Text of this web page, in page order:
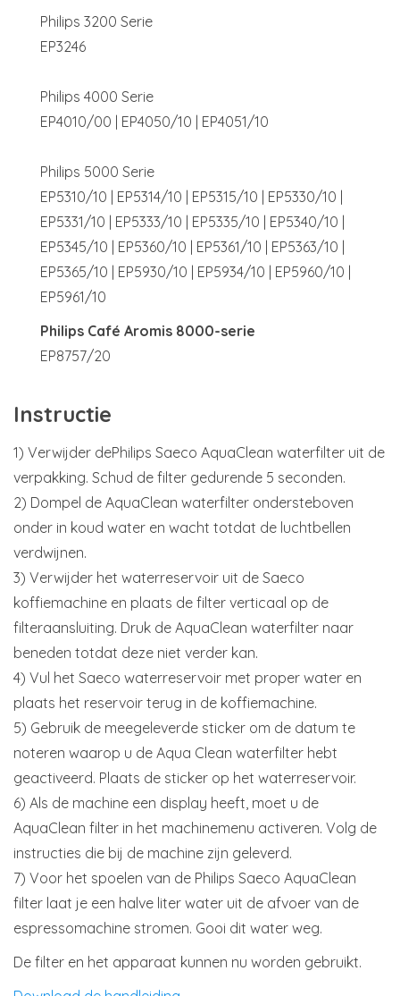
Philips 3200 Serie
EP3246
Philips 4000 Serie
EP4010/00 | EP4050/10 | EP4051/10
Philips 5000 Serie
EP5310/10 | EP5314/10 | EP5315/10 | EP5330/10 |
EP5331/10 | EP5333/10 | EP5335/10 | EP5340/10 |
EP5345/10 | EP5360/10 | EP5361/10 | EP5363/10 |
EP5365/10 | EP5930/10 | EP5934/10 | EP5960/10 |
EP5961/10
Philips Café Aromis 8000-serie
EP8757/20
Instructie
1) Verwijder dePhilips Saeco AquaClean waterfilter uit de
verpakking. Schud de filter gedurende 5 seconden.
2) Dompel de AquaClean waterfilter ondersteboven
onder in koud water en wacht totdat de luchtbellen
verdwijnen.
3) Verwijder het waterreservoir uit de Saeco
koffiemachine en plaats de filter verticaal op de
filteraansluiting. Druk de AquaClean waterfilter naar
beneden totdat deze niet verder kan.
4) Vul het Saeco waterreservoir met proper water en
plaats het reservoir terug in de koffiemachine.
5) Gebruik de meegeleverde sticker om de datum te
noteren waarop u de Aqua Clean waterfilter hebt
geactiveerd. Plaats de sticker op het waterreservoir.
6) Als de machine een display heeft, moet u de
AquaClean filter in het machinemenu activeren. Volg de
instructies die bij de machine zijn geleverd.
7) Voor het spoelen van de Philips Saeco AquaClean
filter laat je een halve liter water uit de afvoer van de
espressomachine stromen. Gooi dit water weg.
De filter en het apparaat kunnen nu worden gebruikt.